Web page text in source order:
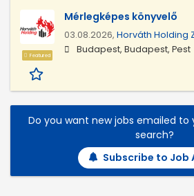
Featured
Mérlegképes könyvelő
03.08.2026, Horváth Holding
Budapest, Budapest, Pest
Do you want new jobs emailed to
search?
Subscribe to Job